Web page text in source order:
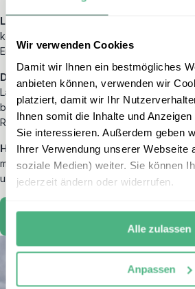
Wir verwenden Cookies
Damit wir Ihnen ein bestmögliches
anbieten können, verwenden wir
platziert, damit wir Ihr
Ihnen somit die Inhalte und
Sie interessieren. Außerdem geben
Ihrer Verwendung unserer Webseite
soziale Medien) weiter. Sie können
jederzeit ändern oder widerrufen.
Alle zulassen
Anpassen
Lieblingsbeschäftigung im Urlaub:
kennenlernen, tief in die Kultur und in die
Einheimischen eintauchen und die Natur
Das bisher schönste Erlebnis in
Landschaften in Namibia zu erleben, von
beeindruckende Felsformationen bis hin
Regionen.
Hannas Reisetipp für Namibia:Früh
morgendliche Sonne taucht das gesamte
und die Tiere sind zu dieser Zeit
Zu Hannas Highlight